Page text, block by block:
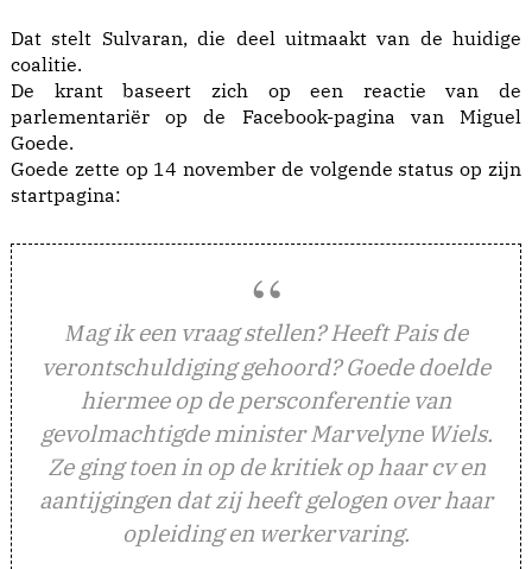
Dat stelt Sulvaran, die deel uitmaakt van de huidige
coalitie.
De krant baseert zich op een reactie van de
parlementariër op de Facebook-pagina van Miguel
Goede.
Goede zette op 14 november de volgende status op zijn
startpagina:
Mag ik een vraag stellen? Heeft Pais de
verontschuldiging gehoord? Goede doelde
hiermee op de persconferentie van
gevolmachtigde minister Marvelyne Wiels.
Ze ging toen in op de kritiek op haar cv en
aantijgingen dat zij heeft gelogen over haar
opleiding en werkervaring.